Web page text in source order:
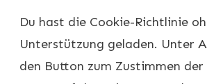
Du hast die Cookie-Richtlinie
Unterstützung geladen. Unter
den Button zum Zustimmen der